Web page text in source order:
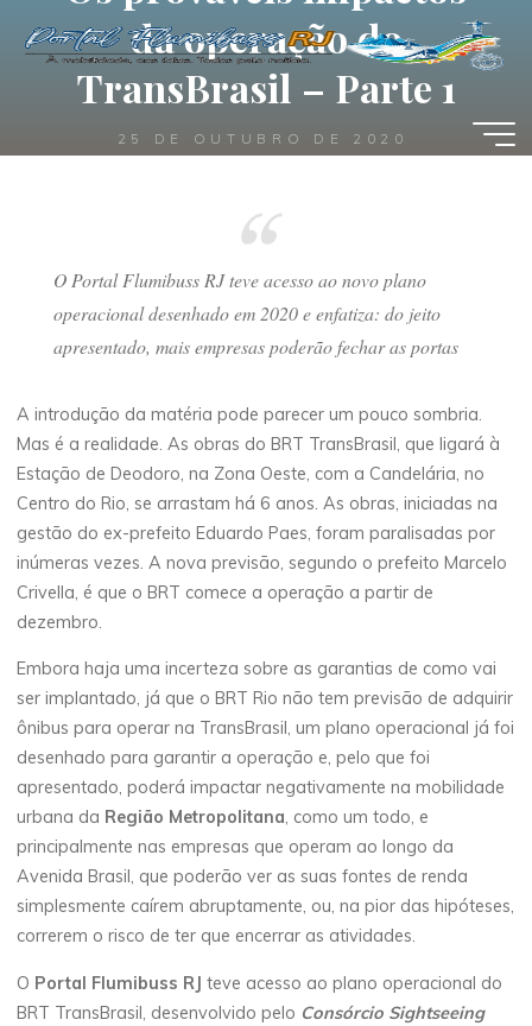
para
da operação do
TransBrasil – Parte 1
25 DE OUTUBRO DE 2020
O Portal Flumibuss RJ teve acesso ao novo plano
operacional desenhado em 2020 e enfatiza: do jeito
apresentado, mais empresas poderão fechar as portas
A introdução da matéria pode parecer um pouco sombria.
Mas é a realidade. As obras do BRT TransBrasil, que ligará à
Estação de Deodoro, na Zona Oeste, com a Candelária, no
Centro do Rio, se arrastam há 6 anos. As obras, iniciadas na
gestão do ex-prefeito Eduardo Paes, foram paralisadas por
inúmeras vezes. A nova previsão, segundo o prefeito Marcelo
Crivella, é que o BRT comece a operação a partir de
dezembro.
Embora haja uma incerteza sobre as garantias de como vai
ser implantado, já que o BRT Rio não tem previsão de adquirir
ônibus para operar na TransBrasil, um plano operacional já foi
desenhado para garantir a operação e, pelo que foi
apresentado, poderá impactar negativamente na mobilidade
urbana da Região Metropolitana, como um todo, e
principalmente nas empresas que operam ao longo da
Avenida Brasil, que poderão ver as suas fontes de renda
simplesmente caírem abruptamente, ou, na pior das hipóteses,
correrem o risco de ter que encerrar as atividades.
O Portal Flumibuss RJ teve acesso ao plano operacional do
BRT TransBrasil, desenvolvido pelo Consórcio Sightseeing